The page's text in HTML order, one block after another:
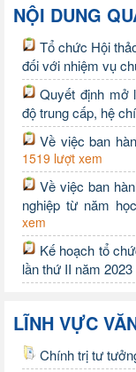
NỘI DUNG
Tổ chức Hội
đối với nhiệm vụ
Quyết định mở
độ trung cấp, hệ
Về việc ban
1519 lượt xem
Về việc ban
nghiệp từ năm
xem
Kế hoạch tổ
lần thứ II năm 2023
LĨNH VỰC
Chính trị tư